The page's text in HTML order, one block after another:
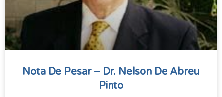
Nota De Pesar – Dr. Nelson De Abreu
Pinto